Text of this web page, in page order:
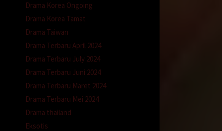
Drama Korea Ongoing
Drama Korea Tamat
Drama Taiwan
Drama Terbaru April 2024
Drama Terbaru July 2024
Drama Terbaru Juni 2024
Drama Terbaru Maret 2024
Drama Terbaru Mei 2024
Drama thailand
Eksotis